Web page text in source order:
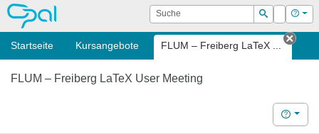
OPAL Suche
Suchen
Login Hilfe
Startseite Kursangebote FLUM – Freiberg LaTeX ...
Tab
FLUM – Freiberg LaTeX User Meeting
Hilfe